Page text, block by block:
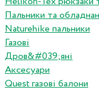
Пальники та
Naturehike пальники
Газові
Дров&#039;яні
Аксесуари
Quest газові балони